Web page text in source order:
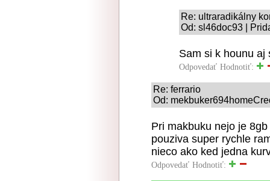
Re: ultraradikálny
Od: sl46doc93 |
Sam si k hounu aj
Odpovedať Hodnotiť:
Re: ferrario
Od:
Pri makbuku nejo je
pouziva super rychle
nieco ako ked jedna
Odpovedať Hodnotiť: